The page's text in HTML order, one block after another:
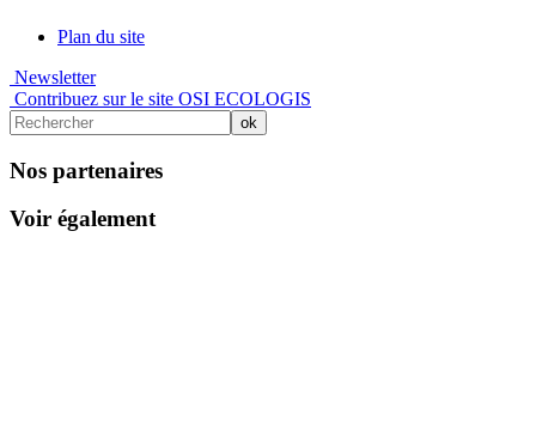
Plan du site
Newsletter
Contribuez sur le site OSI ECOLOGIS
Nos partenaires
Voir également